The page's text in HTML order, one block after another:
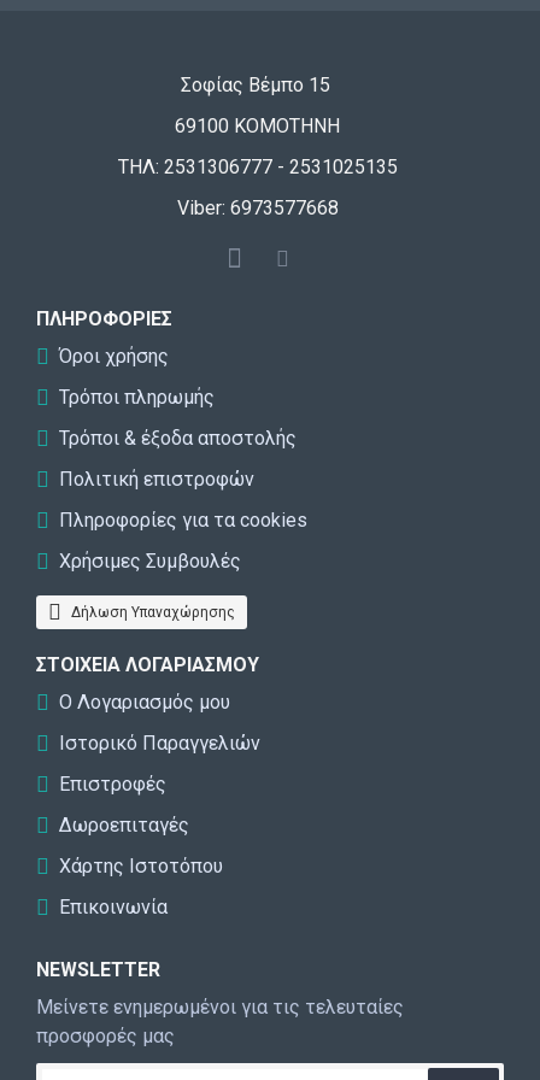
Σοφίας Βέμπο 15
69100 ΚΟΜΟΤΗΝΗ
ΤΗΛ: 2531306777 - 2531025135
Viber: 6973577668
ΠΛΗΡΟΦΟΡΊΕΣ
Όροι χρήσης
Τρόποι πληρωμής
Τρόποι & έξοδα αποστολής
Πολιτική επιστροφών
Πληροφορίες για τα cookies
Χρήσιμες Συμβουλές
Δήλωση Υπαναχώρησης
ΣΤΟΙΧΕΊΑ ΛΟΓΑΡΙΑΣΜΟΎ
Ο Λογαριασμός μου
Ιστορικό Παραγγελιών
Επιστροφές
Δωροεπιταγές
Χάρτης Ιστοτόπου
Επικοινωνία
NEWSLETTER
Μείνετε ενημερωμένοι για τις τελευταίες
προσφορές μας